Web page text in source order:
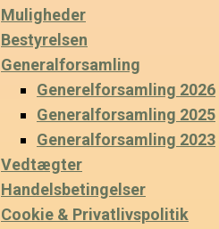
Muligheder
Bestyrelsen
Generalforsamling
Generelforsamling 2026
Generalforsamling 2025
Generalforsamling 2023
Vedtægter
Handelsbetingelser
Cookie & Privatlivspolitik